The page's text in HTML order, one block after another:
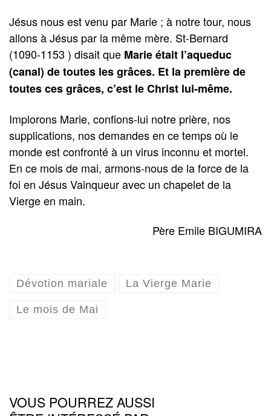
Jésus nous est venu par Marie ; à notre tour, nous
allons à Jésus par la même mère. St-Bernard
(1090-1153 ) disait que Marie était l’aqueduc
(canal) de toutes les grâces. Et la première de
toutes ces grâces, c’est le Christ lui-même.
Implorons Marie, confions-lui notre prière, nos
supplications, nos demandes en ce temps où le
monde est confronté à un virus inconnu et mortel.
En ce mois de mai, armons-nous de la force de la
foi en Jésus Vainqueur avec un chapelet de la
Vierge en main.
Père Emile BIGUMIRA
Dévotion mariale La Vierge Marie
Le mois de Mai
VOUS POURREZ AUSSI